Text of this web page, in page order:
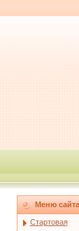
Меню сайта
Стартовая